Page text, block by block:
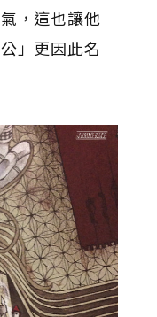
，這也讓他
」更因此名